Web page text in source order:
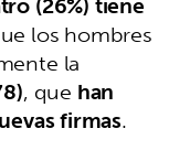
los hombres
la
, que han
firmas.